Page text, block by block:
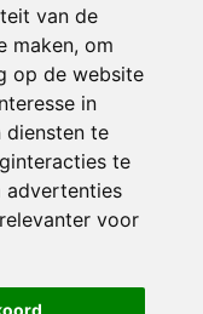
van de
maken, om
op de website
in
diensten te
te
advertenties
voor